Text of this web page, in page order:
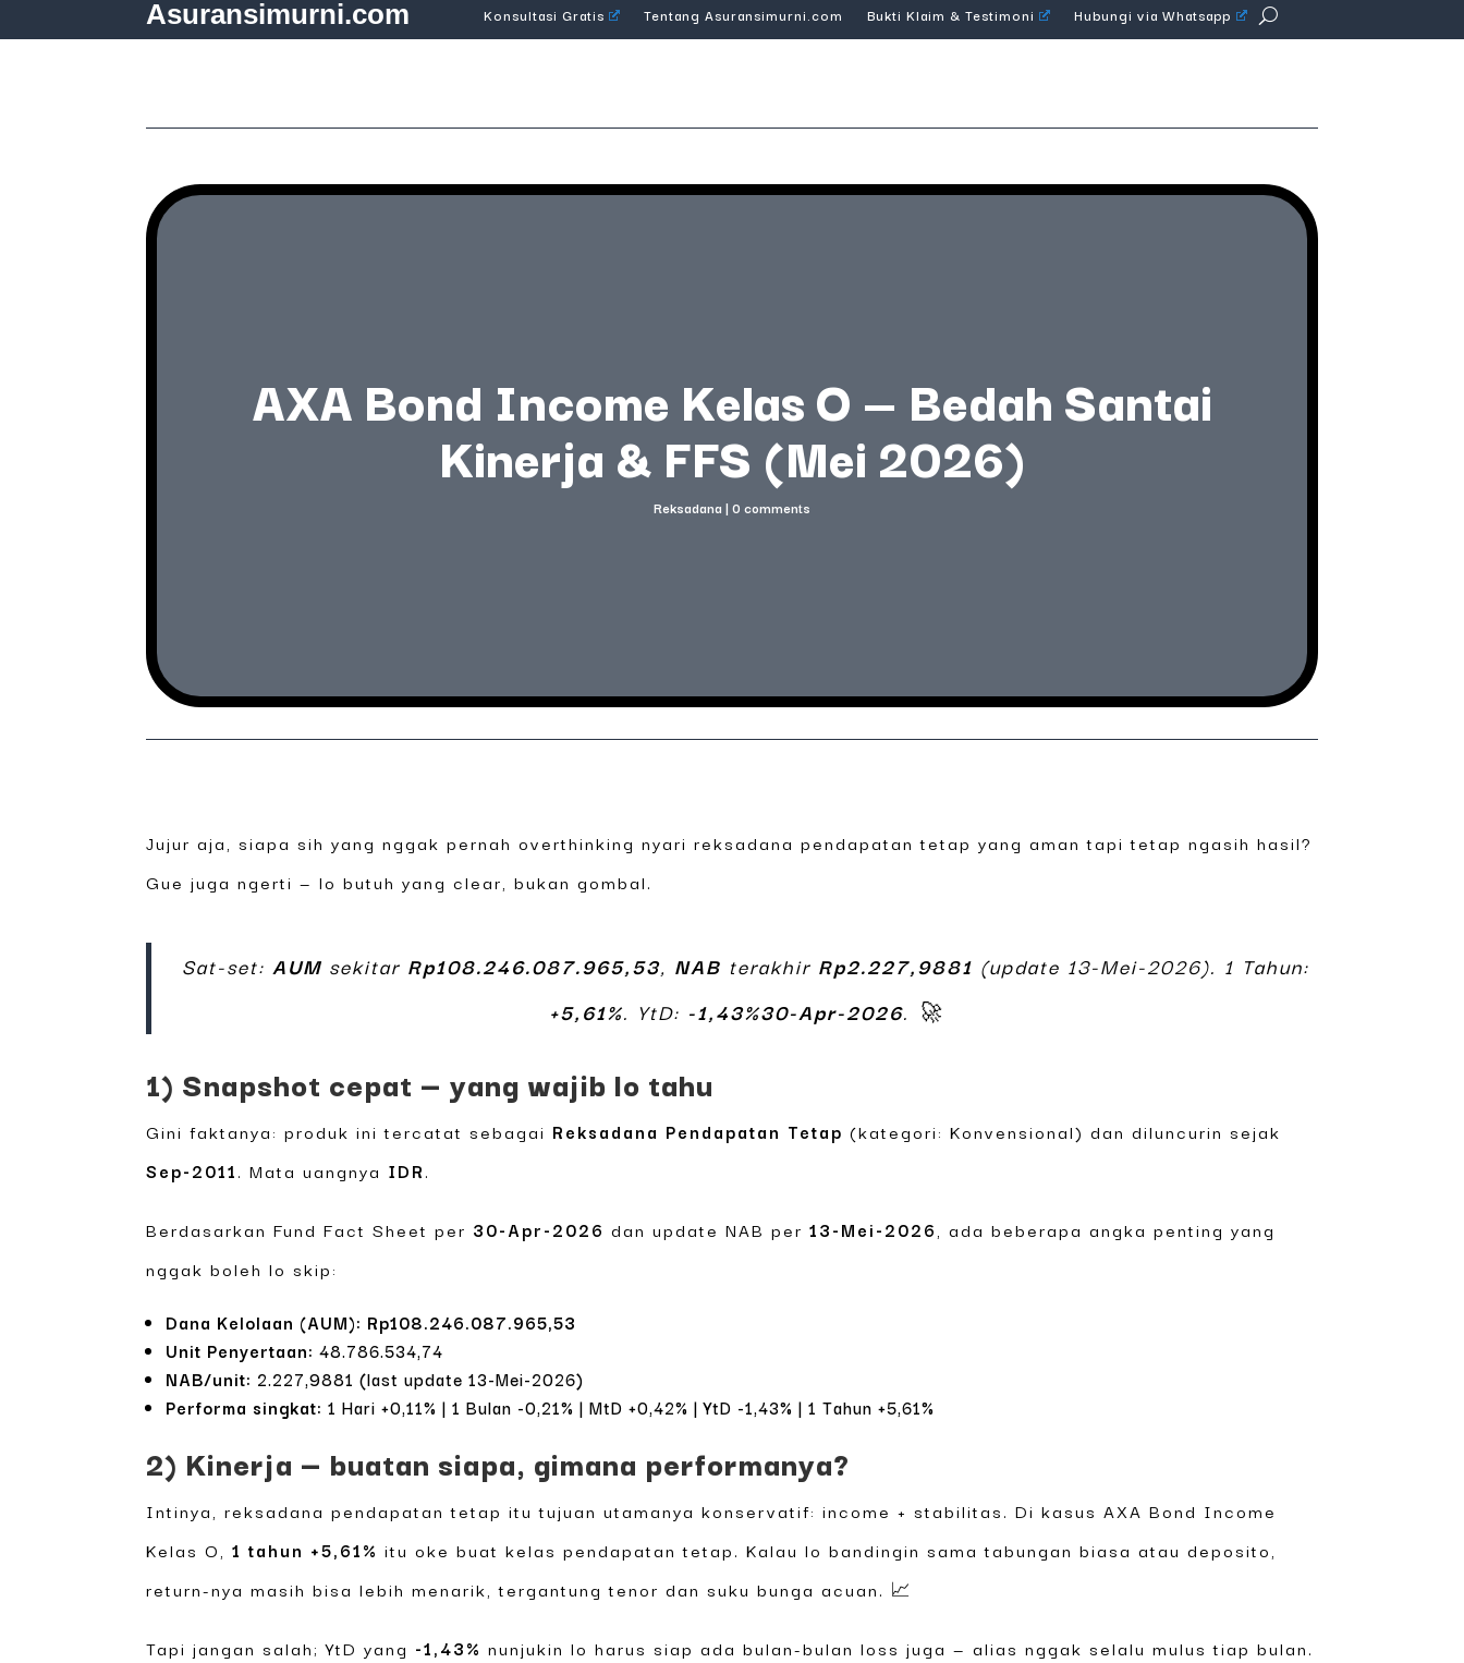
Asuransimurni.com Konsultasi Gratis Tentang Asuransimurni.com Bukti Klaim & Testimoni Hubungi via Whatsapp
AXA Bond Income Kelas O — Bedah Santai
Kinerja & FFS (Mei 2026)
Reksadana | 0 comments
Jujur aja, siapa sih yang nggak pernah overthinking nyari reksadana pendapatan tetap yang aman tapi tetap ngasih hasil?
Gue juga ngerti — lo butuh yang clear, bukan gombal.
Sat-set: AUM sekitar Rp108.246.087.965,53, NAB terakhir Rp2.227,9881 (update 13-Mei-2026). 1 Tahun:
+5,61%. YtD: -1,43%30-Apr-2026. 🚀
1) Snapshot cepat — yang wajib lo tahu
Gini faktanya: produk ini tercatat sebagai Reksadana Pendapatan Tetap (kategori: Konvensional) dan diluncurin sejak
Sep-2011. Mata uangnya IDR.
Berdasarkan Fund Fact Sheet per 30-Apr-2026 dan update NAB per13-Mei-2026, ada beberapa angka penting yang
nggak boleh lo skip:
Dana Kelolaan (AUM): Rp108.246.087.965,53
Unit Penyertaan: 48.786.534,74
NAB/unit: 2.227,9881 (last update 13-Mei-2026)
Performa singkat: 1 Hari +0,11% | 1 Bulan -0,21% | MtD +0,42% | YtD -1,43% | 1 Tahun +5,61%
2) Kinerja — buatan siapa, gimana performanya?
Intinya, reksadana pendapatan tetap itu tujuan utamanya konservatif: income + stabilitas. Di kasus AXA Bond Income
Kelas O,1 tahun +5,61% itu oke buat kelas pendapatan tetap. Kalau lo bandingin sama tabungan biasa atau deposito,
return-nya masih bisa lebih menarik, tergantung tenor dan suku bunga acuan. 📈
Tapi jangan salah; YtD yang -1,43% nunjukin lo harus siap ada bulan-bulan loss juga — alias nggak selalu mulus tiap bulan.